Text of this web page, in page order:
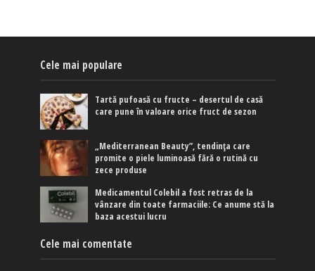
Cele mai populare
Tartă pufoasă cu fructe – desertul de casă
care pune în valoare orice fruct de sezon
„Mediterranean Beauty”, tendința care
promite o piele luminoasă fără o rutină cu
zece produse
Medicamentul Colebil a fost retras de la
vânzare din toate farmaciile: Ce anume stă la
baza acestui lucru
Cele mai comentate